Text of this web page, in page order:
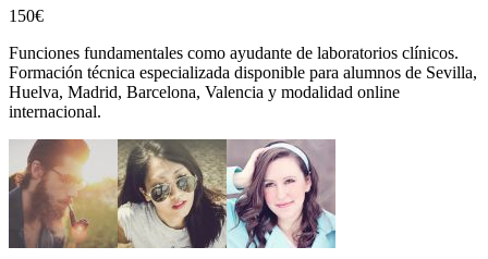
150€
Funciones fundamentales como ayudante de laboratorios clínicos.
Formación técnica especializada disponible para alumnos de Sevilla,
Huelva, Madrid, Barcelona, Valencia y modalidad online
internacional.